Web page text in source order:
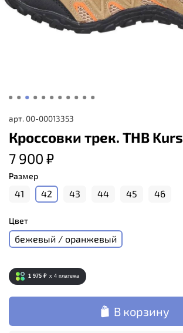
арт. 00-00013353
Кроссовки трек. THB Kurs
7 900 ₽
Размер
41 42 43 44 45 46
Цвет
бежевый / оранжевый
1 975 ₽ x 4 платежа
В корзину